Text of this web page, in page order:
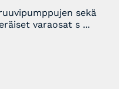
sekä
varaosat s ...